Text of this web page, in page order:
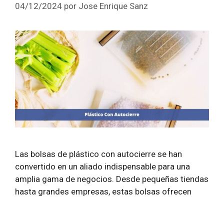
04/12/2024 por Jose Enrique Sanz
Las bolsas de plástico con autocierre se han
convertido en un aliado indispensable para una
amplia gama de negocios. Desde pequeñas tiendas
hasta grandes empresas, estas bolsas ofrecen